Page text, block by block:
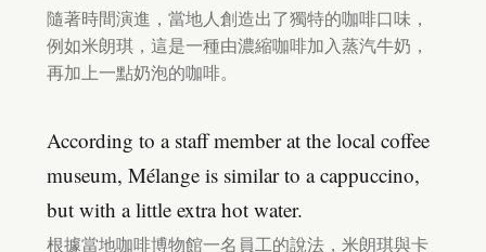
隨著時間演進，當地人創造出了獨特的咖啡口味，
例如米朗琪，這是一種由濃縮咖啡加入蒸汽牛奶，
再加上一點奶泡的咖啡。
According to a staff member at the local coffee
museum, Mélange is similar to a cappuccino,
but with a little extra hot water.
根據當地咖啡博物館一名員工的說法，米朗琪與卡